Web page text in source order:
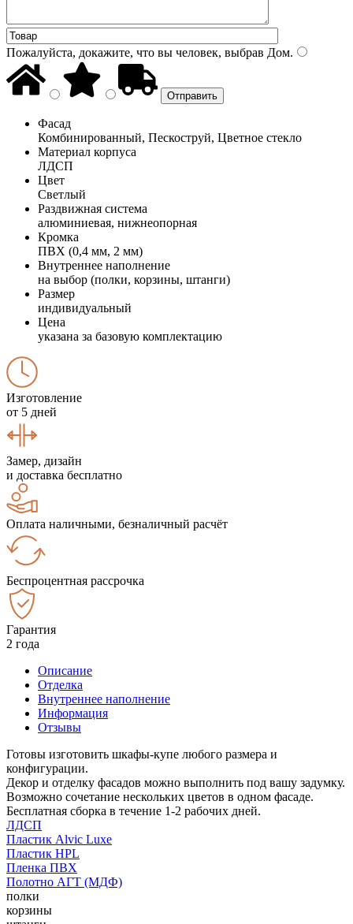
Пожалуйста, докажите, что вы человек, выбрав Дом.
Фасад
Комбинированный, Пескоструй, Цветное стекло
Материал корпуса
ЛДСП
Цвет
Светлый
Раздвижная система
алюминиевая, нижнеопорная
Кромка
ПВХ (0,4 мм, 2 мм)
Внутреннее наполнение
на выбор (полки, корзины, штанги)
Размер
индивидуальный
Цена
указана за базовую комплектацию
Изготовление
от 5 дней
Замер, дизайн
и доставка бесплатно
Оплата наличными, безналичный расчёт
Беспроцентная рассрочка
Гарантия
2 года
Описание
Отделка
Внутреннее наполнение
Информация
Отзывы
Готовы изготовить шкафы-купе любого размера и
конфигурации.
Декор и отделку фасадов можно выполнить под вашу задумку.
Возможно сочетание нескольких цветов в одном фасаде.
Бесплатная сборка в течение 1-2 рабочих дней.
ЛДСП
Пластик Alvic Luxe
Пластик HPL
Пленка ПВХ
Полотно АГТ (МДФ)
полки
корзины